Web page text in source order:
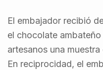
El embajador recibió
el chocolate
artesanos una
En reciprocidad, el